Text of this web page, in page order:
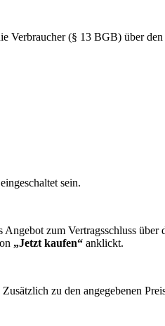
(§ 13 BGB) über
sein.
zum Vertragsschluss
„Jetzt kaufen“ anklickt.
zu den angegebenen